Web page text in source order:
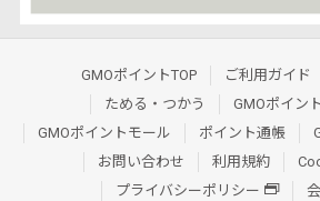
GMOポイントTOP ご利用ガイド
ためる・つかう
GMOポイン
GMOポイントモール
ポイント通帳
お問い合わせ
利用規約
プライバシーポリシー